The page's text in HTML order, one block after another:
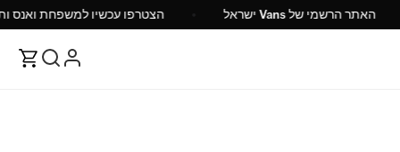
האתר הרשמי של Vans ישראל הצטרפו